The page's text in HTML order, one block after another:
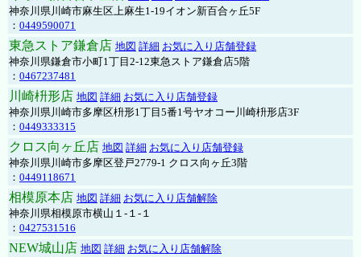
神奈川県川崎市麻生区上麻生1-19イオン新百合ヶ丘5F
： 0449590071
東急ストア鎌倉店 地図 詳細 お気に入り店舗登録
神奈川県鎌倉市小町1丁目2-12東急ストア鎌倉店5階
： 0467237481
川崎枡形店 地図 詳細 お気に入り店舗登録
神奈川県川崎市多摩区枡形1丁目5番1号ヤオコー川崎枡形店3F
： 0449333315
クロス向ヶ丘店 地図 詳細 お気に入り店舗登録
神奈川県川崎市多摩区登戸2779-1 クロス向ヶ丘3階
： 0449118671
相模原本店 地図 詳細 お気に入り店舗解除
神奈川県相模原市横山１-１-１
： 0427531516
NEW城山店 地図 詳細 お気に入り店舗解除